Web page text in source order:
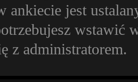
jest
z administratorem.